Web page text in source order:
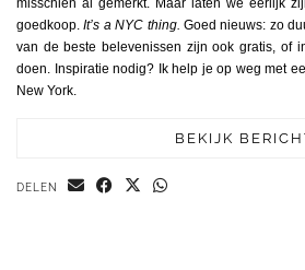
goedkoop.It’s a NYC thing. Goed nieuws: zo
van de beste belevenissen zijn ook gratis, of
doen. Inspiratie nodig? Ik help je op weg met
New York.
BEKIJK
DELEN